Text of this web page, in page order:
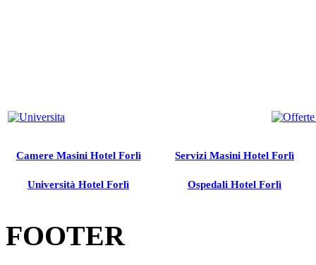
Camere Masini Hotel Forlì Servizi Masini Hotel Forlì
Università Hotel Forlì Ospedali Hotel Forlì
FOOTER